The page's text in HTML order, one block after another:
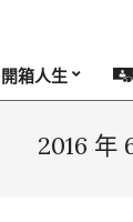
開箱人生
2016 年